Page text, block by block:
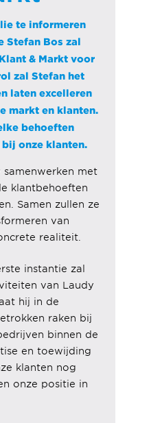
te informeren
Stefan Bos zal
& Markt voor
zal Stefan het
laten excelleren
markt en klanten.
behoeften
onze klanten.
met
klantbehoeften
Samen zullen ze
van
realiteit.
instantie zal
van Laudy
hij in de
raken bij
binnen de
en toewijding
klanten nog
onze positie in